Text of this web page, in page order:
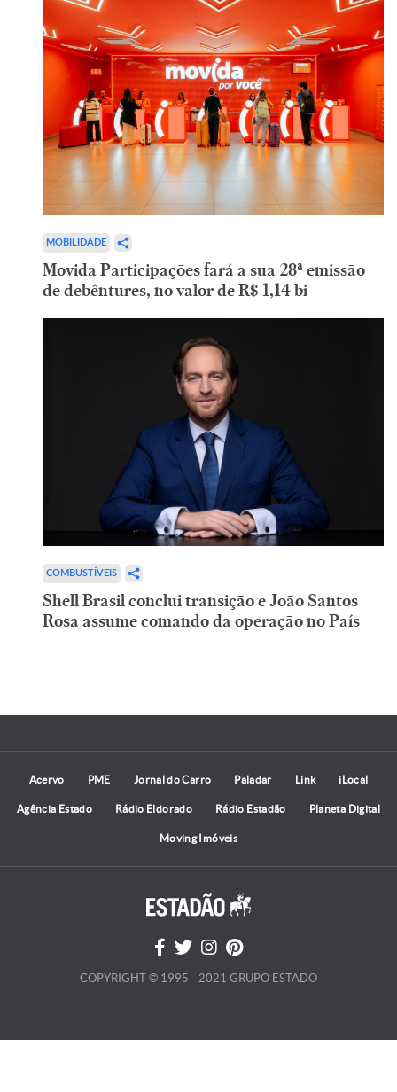
MOBILIDADE
Movida Participações fará a sua 28ª emissão
de debêntures, no valor de R$ 1,14 bi
COMBUSTÍVEIS
Shell Brasil conclui transição e João Santos
Rosa assume comando da operação no País
Acervo PME Jornal do Carro Paladar Link iLocal
Agência Estado Rádio Eldorado Rádio Estadão Planeta Digital
Moving Imóveis
COPYRIGHT © 1995 - 2021 GRUPO ESTADO